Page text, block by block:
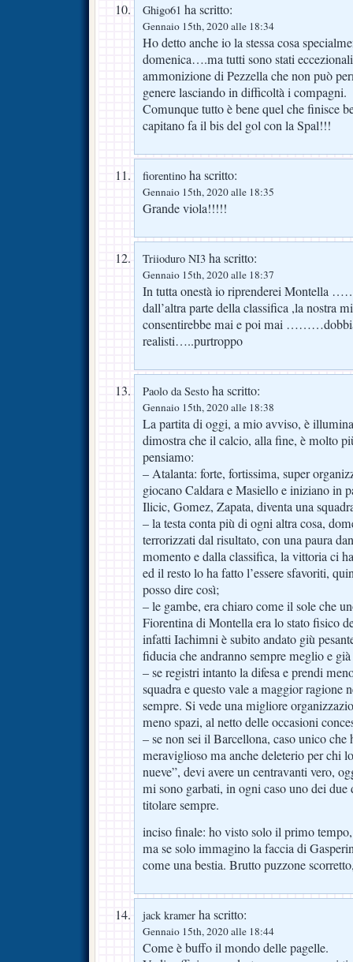
Ghigo61 ha scritto:
Gennaio 15th, 2020 alle 18:34
Ho detto anche io la stessa cosa
domenica….ma tutti sono stati
ammonizione di Pezzella che non può
genere lasciando in difficoltà i compagni.
Comunque tutto è bene quel che finisce
capitano fa il bis del gol con la Spal!!!
fiorentino ha scritto:
Gennaio 15th, 2020 alle 18:35
Grande viola!!!!!
Triioduro NI3 ha scritto:
Gennaio 15th, 2020 alle 18:37
In tutta onestà io riprenderei Montella
dall’altra parte della classifica ,la nostra
consentirebbe mai e poi mai
realisti…..purtroppo
Paolo da Sesto ha scritto:
Gennaio 15th, 2020 alle 18:38
La partita di oggi, a mio avviso, è
dimostra che il calcio, alla fine, è molto
pensiamo:
– Atalanta: forte, fortissima, super
giocano Caldara e Masiello e iniziano in
Ilicic, Gomez, Zapata, diventa una
– la testa conta più di ogni altra cosa,
terrorizzati dal risultato, con una paura
momento e dalla classifica, la vittoria ci
ed il resto lo ha fatto l’essere sfavoriti,
posso dire così;
– le gambe, era chiaro come il sole che
Fiorentina di Montella era lo stato fisico
infatti Iachimni è subito andato giù
fiducia che andranno sempre meglio e
– se registri intanto la difesa e prendi
squadra e questo vale a maggior ragione
sempre. Si vede una migliore
meno spazi, al netto delle occasioni
– se non sei il Barcellona, caso unico che
meraviglioso ma anche deleterio per chi
nueve”, devi avere un centravanti vero,
mi sono garbati, in ogni caso uno dei due
titolare sempre.
inciso finale: ho visto solo il primo
ma se solo immagino la faccia di
come una bestia. Brutto puzzone
jack kramer ha scritto:
Gennaio 15th, 2020 alle 18:44
Come è buffo il mondo delle pagelle.